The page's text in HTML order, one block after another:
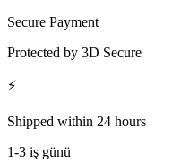
Secure Payment
Protected by 3D Secure
⚡
Shipped within 24 hours
1-3 iş günü